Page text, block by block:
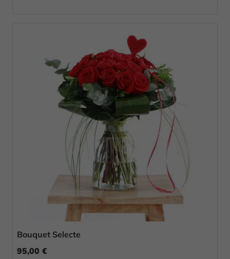
Bouquet Selecte
95,00 €